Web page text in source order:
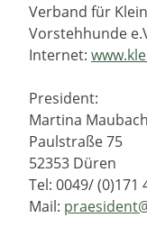
Verband für
Vorstehhunde
Internet:
President:
Martina Maubach
Paulstraße 75
52353 Düren
Tel: 0049/ (0)171
Mail: